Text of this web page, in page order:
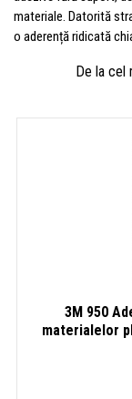
materiale. Datorită
o aderență ridicată
De la cel
3M 950
materialelor